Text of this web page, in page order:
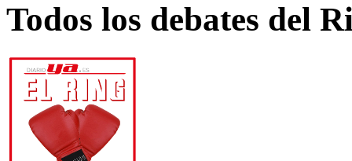
Todos los debates del